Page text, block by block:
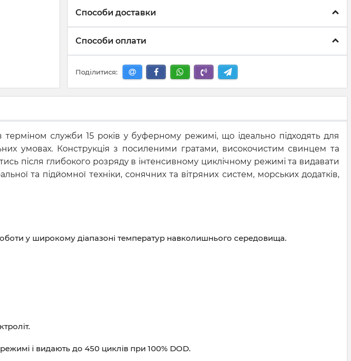
Способи доставки
Способи оплати
Поділитися:
служби 15 років у буферному режимі, що ідеально підходять для
умовах. Конструкція з посиленими гратами, високочистим свинцем та
після глибокого розряду в інтенсивному циклічному режимі та видавати
та підйомної техніки, сонячних та вітряних систем, морських додатків,
у широкому діапазоні температур навколишнього середовища.
і видають до 450 циклів при 100% DOD.